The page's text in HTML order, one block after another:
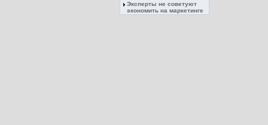
Эксперты не советуют
экономить на маркетинге